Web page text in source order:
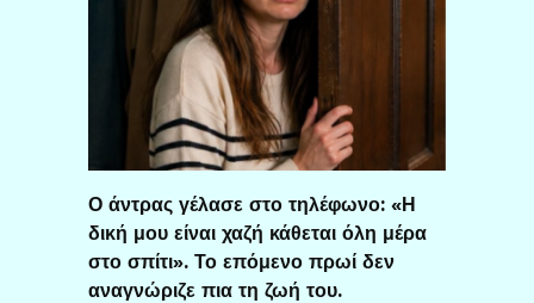
Ο άντρας γέλασε στο τηλέφωνο: «Η
δική μου είναι χαζή κάθεται όλη μέρα
στο σπίτι». Το επόμενο πρωί δεν
αναγνώριζε πια τη ζωή του.